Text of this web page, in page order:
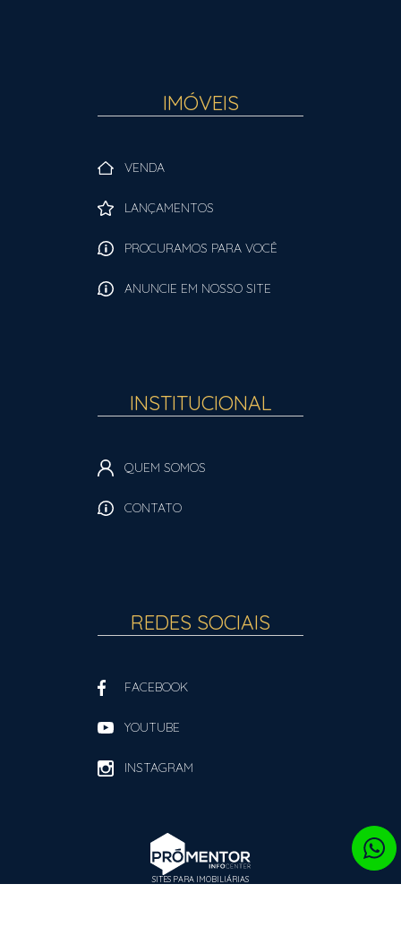
IMÓVEIS
VENDA
LANÇAMENTOS
PROCURAMOS PARA VOCÊ
ANUNCIE EM NOSSO SITE
INSTITUCIONAL
QUEM SOMOS
CONTATO
REDES SOCIAIS
FACEBOOK
YOUTUBE
INSTAGRAM
SITES PARA IMOBILIÁRIAS